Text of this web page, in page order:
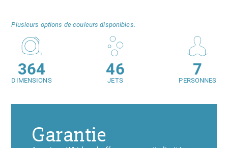
Plusieurs options de couleurs disponibles.
364
DIMENSIONS
46
JETS
7
PERSONNES
Garantie